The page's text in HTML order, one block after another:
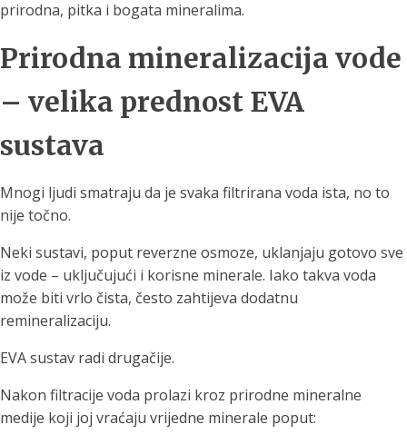
prirodna, pitka i bogata mineralima.
Prirodna mineralizacija vode
– velika prednost EVA
sustava
Mnogi ljudi smatraju da je svaka filtrirana voda ista, no to
nije točno.
Neki sustavi, poput reverzne osmoze, uklanjaju gotovo sve
iz vode – uključujući i korisne minerale. Iako takva voda
može biti vrlo čista, često zahtijeva dodatnu
remineralizaciju.
EVA sustav radi drugačije.
Nakon filtracije voda prolazi kroz prirodne mineralne
medije koji joj vraćaju vrijedne minerale poput: